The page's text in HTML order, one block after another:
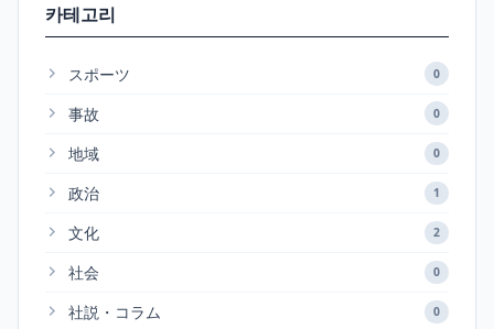
카테고리
スポーツ 0
事故 0
地域 0
政治 1
文化 2
社会 0
社説・コラム 0